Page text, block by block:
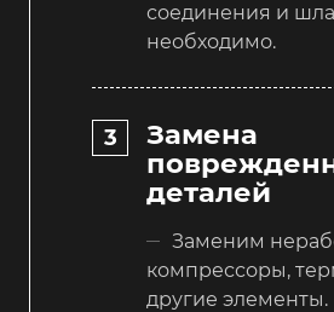
соединения и
необходимо.
Замена
деталей
Заменим
компрессоры,
другие элементы.